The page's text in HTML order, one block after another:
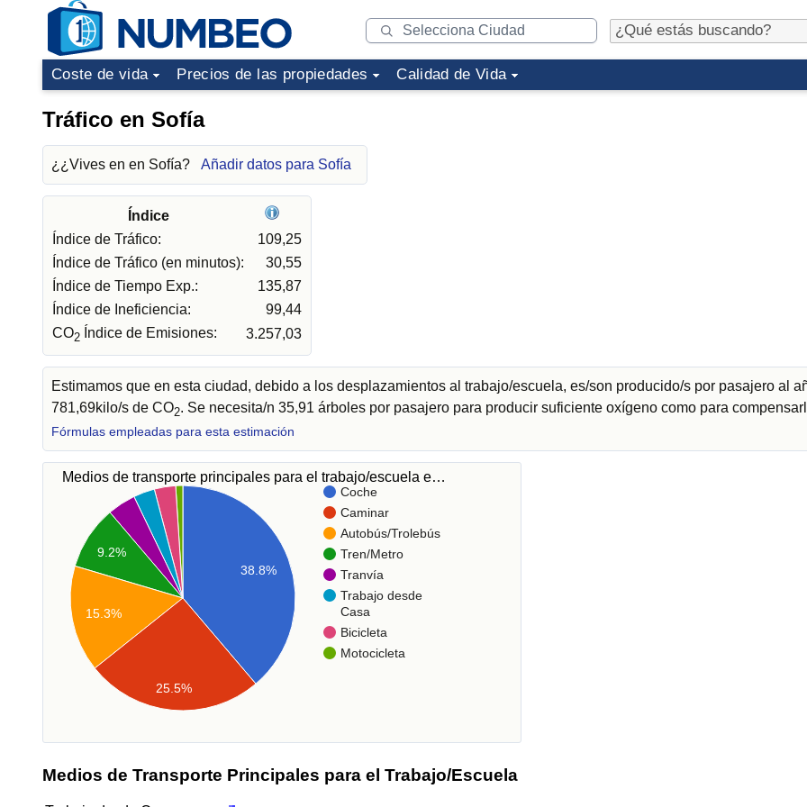
Coste de vida Precios de las propiedades Calidad de Vida
Tráfico en Sofía
¿¿Vives en en Sofía? Añadir datos para Sofía
Índice
Índice de Tráfico:
109,25
Índice de Tráfico (en minutos):
30,55
Índice de Tiempo Exp.:
135,87
Índice de Ineficiencia:
99,44
CO2 Índice de Emisiones: 3.257,03
Estimamos que en esta ciudad, debido a los desplazamientos al trabajo/escuela, es/son producido/s por pasajero al
781,69kilo/s de CO2. Se necesita/n 35,91 árboles por pasajero para producir suficiente oxígeno como para
Fórmulas empleadas para esta estimación
Medios de transporte principales para el trabajo/escuela e…
Coche
Caminar
Autobús/Trolebús
Tren/Metro
Tranvía
Trabajo desde
Casa
Bicicleta
Motocicleta
38.8%
9.2%
15.3%
25.5%
Medios de Transporte Principales para el Trabajo/Escuela